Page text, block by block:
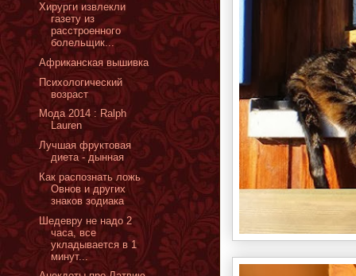
Хирурги извлекли
газету из
расстроенного
болельщик...
Африканская вышивка
Психологический
возраст
Мода 2014 : Ralph
Lauren
Лучшая фруктовая
диета - дынная
Как распознать ложь
Овнов и других
знаков зодиака
Шедевру не надо 2
часа, все
укладывается в 1
минут...